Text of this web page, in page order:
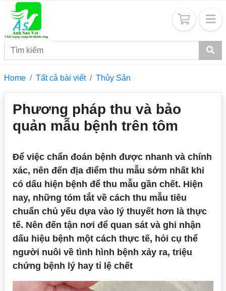
Home Tất cả bài viết Thủy Sản
Phương pháp thu và bảo
quản mẫu bệnh trên tôm
Để việc chẩn đoán bệnh được nhanh và chính
xác, nên đến địa điểm thu mẫu sớm nhất khi
có dấu hiện bệnh để thu mẫu gần chết. Hiện
nay, những tóm tắt về cách thu mẫu tiêu
chuẩn chủ yếu dựa vào lý thuyết hơn là thực
tế. Nên đến tận nơi để quan sát và ghi nhận
dấu hiệu bệnh một cách thực tế, hỏi cụ thể
người nuôi về tình hình bệnh xảy ra, triệu
chứng bệnh lý hay tỉ lệ chết